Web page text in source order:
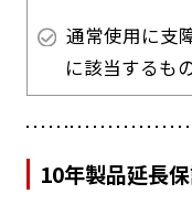
通常使用に支
に該当するも
10年製品延長